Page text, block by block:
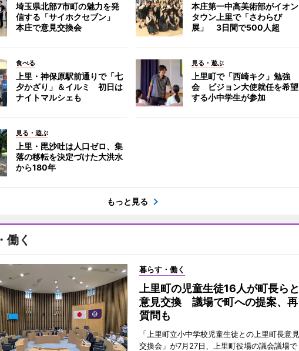
埼玉県北部7市町の魅力を発
信する「サイホクセブン」
本庄で意見交換会
本庄第一中高美術部がイオン
タウン上里で「さわらび
展」 3日間で500人超
食べる
上里・神保原駅前通りで「七
夕かざり」＆イルミ 初日は
ナイトマルシェも
見る・遊ぶ
上里町で「西崎キク」勉強
会 ビジョン大使就任を希望
する小中学生が参加
見る・遊ぶ
上里・毘沙吐は人口ゼロ、集
落の移転を決定づけた大洪水
から180年
もっと見る
働く
暮らす・働く
上里町の児童生徒16人が町長らと
意見交換 議場で町への提案、再
質問も
「上里町立小中学校児童生徒との上里町長意見
交換会」が7月27日、上里町役場の議会議場で